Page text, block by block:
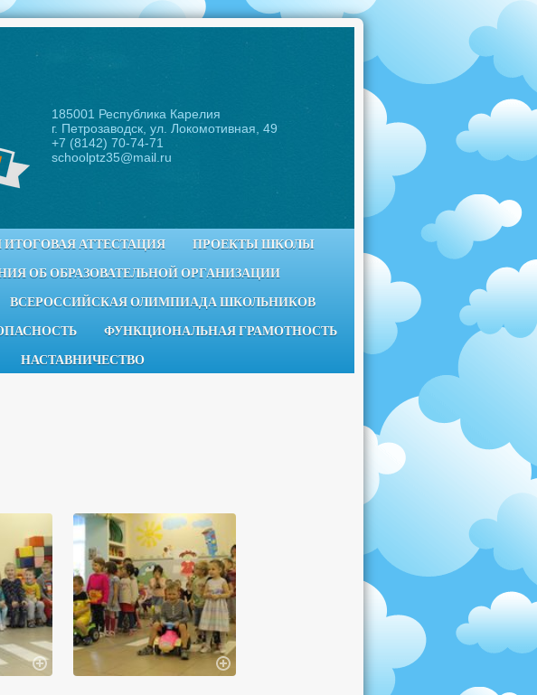
185001 Республика Карелия
г. Петрозаводск, ул. Локомотивная, 49
+7 (8142) 70-74-71
schoolptz35@mail.ru
АТТЕСТАЦИЯ
ПРОЕКТЫ ШКОЛЫ
ОБ ОБРАЗОВАТЕЛЬНОЙ ОРГАНИЗАЦИИ
ВСЕРОССИЙСКАЯ ОЛИМПИАДА ШКОЛЬНИКОВ
ФУНКЦИОНАЛЬНАЯ ГРАМОТНОСТЬ
НАСТАВНИЧЕСТВО